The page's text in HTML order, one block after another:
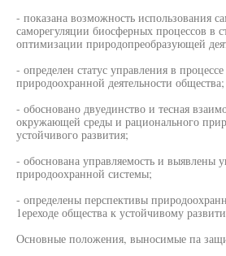
- показана возможность использования
саморегуляции биосферных процессов в
оптимизации природопреобразующей
- определен статус управления в
природоохранной деятельности общества;
- обосновано двуединство и тесная
окружающей среды и рационального
устойчивого развития;
- обоснована управляемость и выявлены
природоохранной системы;
- определены перспективы
1ереходе общества к устойчивому
Основные положения, выносимые па